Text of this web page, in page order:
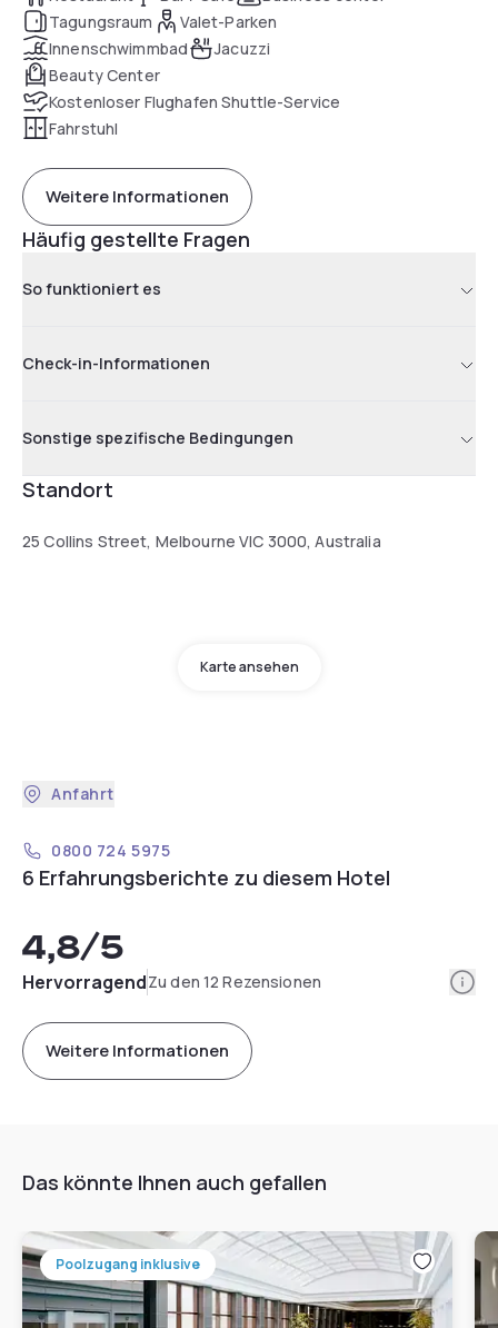
Tagungsraum
Valet-Parken
Innenschwimmbad
Jacuzzi
Beauty Center
Kostenloser Flughafen Shuttle-Service
Fahrstuhl
Weitere Informationen
Häufig gestellte Fragen
So funktioniert es
Check-in-Informationen
Sonstige spezifische Bedingungen
Standort
25 Collins Street, Melbourne VIC 3000, Australia
Karte ansehen
Anfahrt
0800 724 5975
6 Erfahrungsberichte zu diesem Hotel
4,8/5
HervorragendZu den 12 Rezensionen
Weitere Informationen
Das könnte Ihnen auch gefallen
Poolzugang inklusive